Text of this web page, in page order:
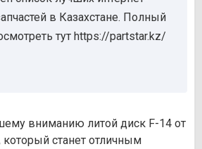
в Казахстане. Полный
тут https://partstar.kz/
вниманию литой диск F-14 от
который станет отличным